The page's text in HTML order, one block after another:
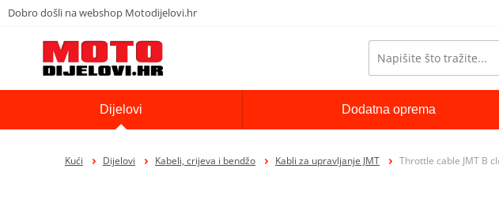
Dobro došli na webshop Motodijelovi.hr
Dijelovi Dodatna oprema
Kući Dijelovi Kabeli, crijeva i bendžo Kabli za upravljanje JMT Throttle cable JMT B